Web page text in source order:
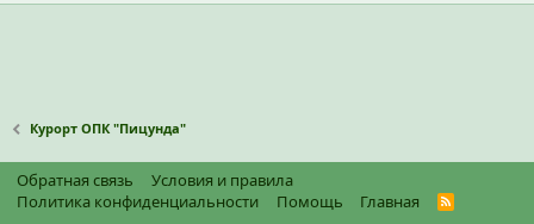
Курорт ОПК "Пицунда"
Обратная связь
Условия и правила
Политика конфиденциальности
Помощь Главная
R